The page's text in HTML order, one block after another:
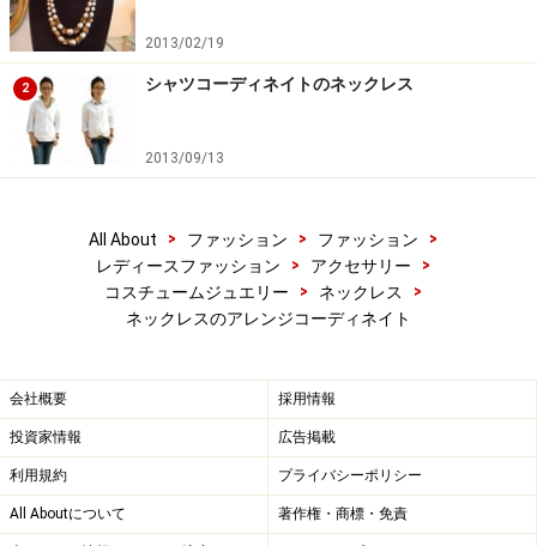
2013/02/19
2 シャツコーディネイトのネックレス
2013/09/13
All About > ファッション > ファッション
>
レディースファッション
> アクセサリー
>
コスチュームジュエリー
> ネックレス
>
ネックレスのアレンジコーディネイト
会社概要 採用情報
投資家情報 広告掲載
利用規約 プライバシーポリシー
All Aboutについて 著作権・商標・免責